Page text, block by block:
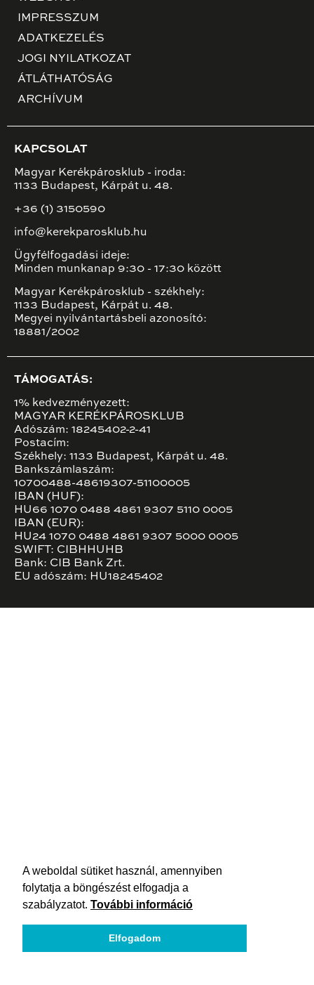
A weboldal sütiket használ, amennyiben
folytatja a böngészést elfogadja a
szabályzatot. További információ
Elfogadom
IMPRESSZUM
ADATKEZELÉS
JOGI NYILATKOZAT
ÁTLÁTHATÓSÁG
ARCHÍVUM
KAPCSOLAT
Magyar Kerékpárosklub - iroda:
1133 Budapest, Kárpát u. 48.
+36 (1) 3150590
info@kerekparosklub.hu
Ügyfélfogadási ideje:
Minden munkanap 9:30 - 17:30 között
Magyar Kerékpárosklub - székhely:
1133 Budapest, Kárpát u. 48.
Megyei nyilvántartásbeli azonosító:
18881/2002
TÁMOGATÁS:
1% kedvezményezett:
MAGYAR KERÉKPÁROSKLUB
Adószám: 18245402-2-41
Postacím:
Székhely: 1133 Budapest, Kárpát u. 48.
Bankszámlaszám:
10700488-48619307-51100005
IBAN (HUF):
HU66 1070 0488 4861 9307 5110 0005
IBAN (EUR):
HU24 1070 0488 4861 9307 5000 0005
SWIFT: CIBHHUHB
Bank: CIB Bank Zrt.
EU adószám: HU18245402